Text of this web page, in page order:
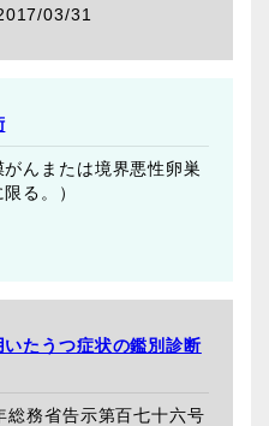
03/31
んまたは境界悪性卵巣
る。）
たうつ症状の鑑別診断
総務省告示第百七十六号